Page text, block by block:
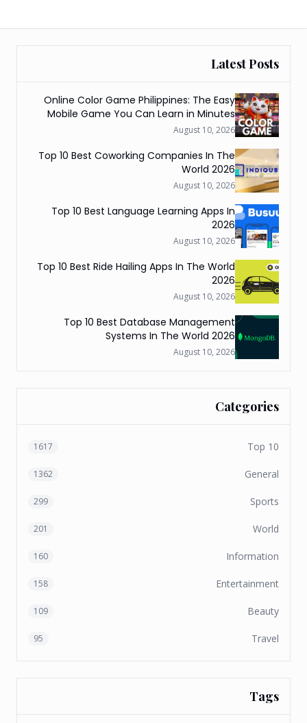
Latest Posts
Online Color Game Philippines: The Easy
Mobile Game You Can Learn in Minutes
August 10, 2026
Top 10 Best Coworking Companies In The
World 2026
August 10, 2026
Top 10 Best Language Learning Apps In
2026
August 10, 2026
Top 10 Best Ride Hailing Apps In The World
2026
August 10, 2026
Top 10 Best Database Management
Systems In The World 2026
August 10, 2026
Categories
Top 10
1617
General
1362
Sports
299
World
201
Information
160
Entertainment
158
Beauty
109
Travel
95
Tags